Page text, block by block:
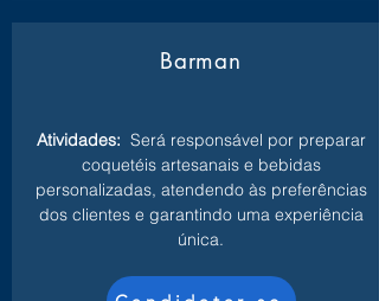
Barman
Atividades: Será responsável por preparar
coquetéis artesanais e bebidas
personalizadas, atendendo às preferências
dos clientes e garantindo uma experiência
única.